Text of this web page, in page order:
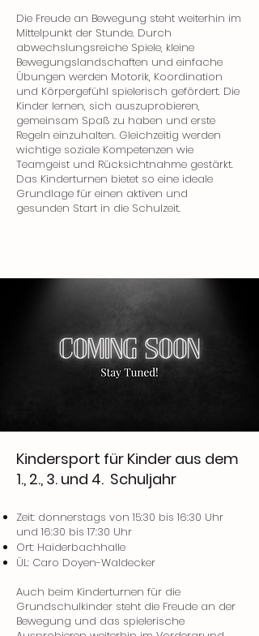
Die Freude an Bewegung steht weiterhin im
Mittelpunkt der Stunde. Durch
abwechslungsreiche Spiele, kleine
Bewegungslandschaften und einfache
Übungen werden Motorik, Koordination
und Körpergefühl spielerisch gefördert. Die
Kinder lernen, sich auszuprobieren,
gemeinsam Spaß zu haben und erste
Regeln einzuhalten. Gleichzeitig werden
wichtige soziale Kompetenzen wie
Teamgeist und Rücksichtnahme gestärkt.
Das Kinderturnen bietet so eine ideale
Grundlage für einen aktiven und
gesunden Start in die Schulzeit.
Kindersport für Kinder aus dem
1., 2., 3. und 4. Schuljahr
Zeit: donnerstags von 15:30 bis 16:30 Uhr
und 16:30 bis 17:30 Uhr
Ort: Haiderbachhalle
ÜL: Caro Doyen-Waldecker
Auch beim Kinderturnen für die
Grundschulkinder steht die Freude an der
Bewegung und das spielerische